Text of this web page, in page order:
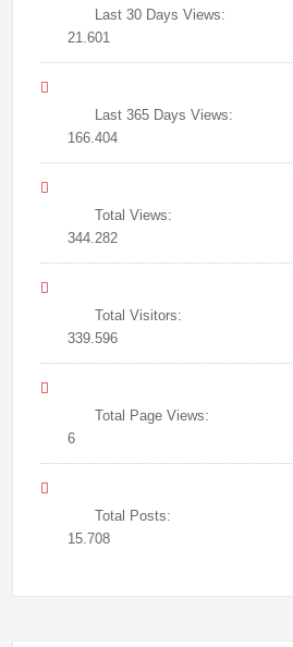
Last 30 Days Views:
21.601
Last 365 Days Views:
166.404
Total Views:
344.282
Total Visitors:
339.596
Total Page Views:
6
Total Posts:
15.708